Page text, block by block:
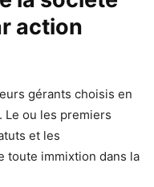
action
gérants choisis en
Le ou les premiers
et les
toute immixtion dans la